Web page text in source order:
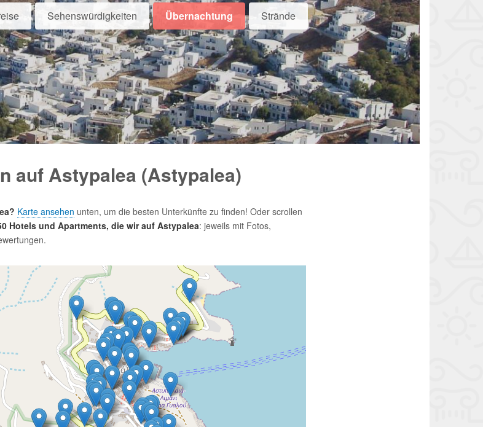
Sehenswürdigkeiten Übernachtung Strände
auf Astypalea (Astypalea)
Karte ansehen unten, um die besten Unterkünfte zu finden! Oder scrollen
Hotels und Apartments, die wir auf Astypalea: jeweils mit Fotos,